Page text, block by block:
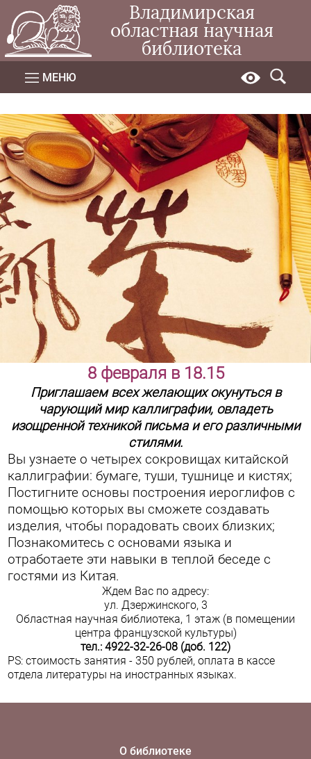
Владимирская
областная научная
библиотека
МЕНЮ
8 февраля в 18.15
Приглашаем всех желающих окунуться в
чарующий мир каллиграфии, овладеть
изощренной техникой письма и его различными
стилями.
Вы узнаете о четырех сокровищах китайской
каллиграфии: бумаге, туши, тушнице и кистях;
Постигните основы построения иероглифов с
помощью которых вы сможете создавать
изделия, чтобы порадовать своих близких;
Познакомитесь с основами языка и
отработаете эти навыки в теплой беседе с
гостями из Китая.
Ждем Вас по адресу:
ул. Дзержинского, 3
Областная научная библиотека, 1 этаж (в помещении
центра французской культуры)
тел.: 4922-32-26-08 (доб. 122)
PS: стоимость занятия - 350 рублей, оплата в кассе
отдела литературы на иностранных языках.
О библиотеке